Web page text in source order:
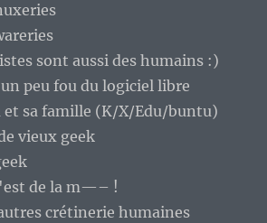
sont aussi des humains :)
peu fou du logiciel libre
et sa famille (K/X/Edu/buntu)
vieux geek
de la m—– !
crétinerie humaines